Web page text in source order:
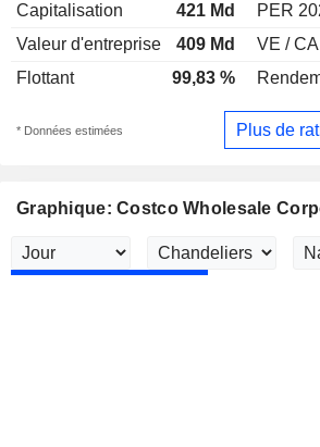
Capitalisation 421 Md PER
Valeur d'entreprise
409 Md VE /
Flottant
99,83 %
* Données estimées Plus de
Graphique: Costco Wholesale